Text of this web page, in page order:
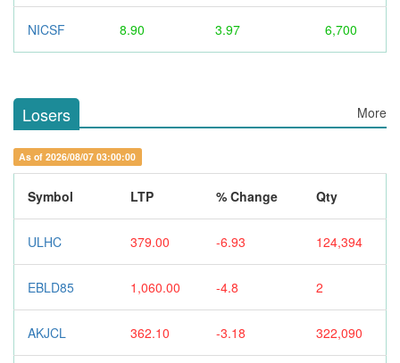
NICSF 8.90 3.97 6,700
Losers More
As of 2026/08/07 03:00:00
Symbol LTP % Change Qty
ULHC 379.00 -6.93 124,394
EBLD85 1,060.00 -4.8 2
AKJCL 362.10 -3.18 322,090